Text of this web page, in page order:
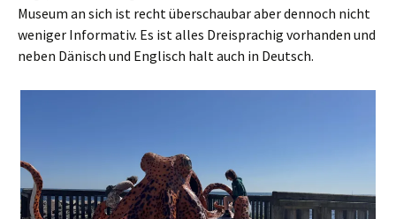
Museum an sich ist recht überschaubar aber dennoch nicht
weniger Informativ. Es ist alles Dreisprachig vorhanden und
neben Dänisch und Englisch halt auch in Deutsch.